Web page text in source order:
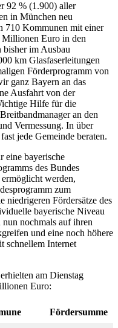
92 % (1.900) aller
in München neu
710 Kommunen mit einer
Millionen Euro in den
bisher im Ausbau
km Glasfaserleitungen
Förderprogramm von
ganz Bayern an das
Ausfahrt von der
Hilfe für die
an den
Vermessung. In über
jede Gemeinde beraten.
eine bayerische
des Bundes
werden,
zum
niedrigeren Fördersätze des
bayerische Niveau
nochmals auf ihren
und eine noch höhere
schnellem Internet
am Dienstag
Euro:
Fördersumme